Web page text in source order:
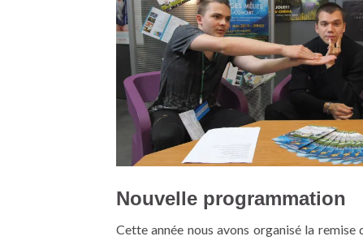
Nouvelle programmation
Cette année nous avons organisé la